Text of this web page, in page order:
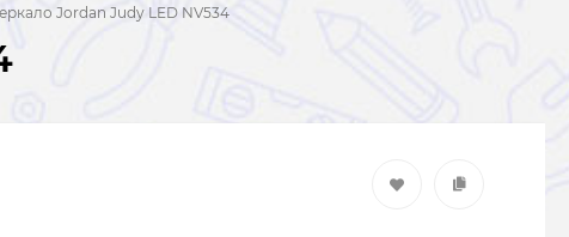
Jordan Judy LED NV534